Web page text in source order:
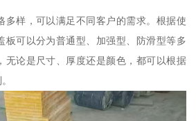
多样，可以满足不同客户的需求。根据使
板可以分为普通型、加强型、防滑型等多
无论是尺寸、厚度还是颜色，都可以根据